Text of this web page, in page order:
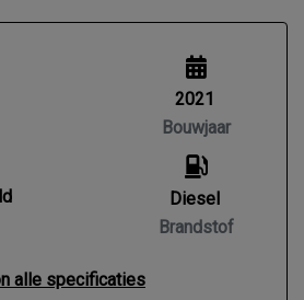
2021
Bouwjaar
Diesel
Brandstof
alle specificaties